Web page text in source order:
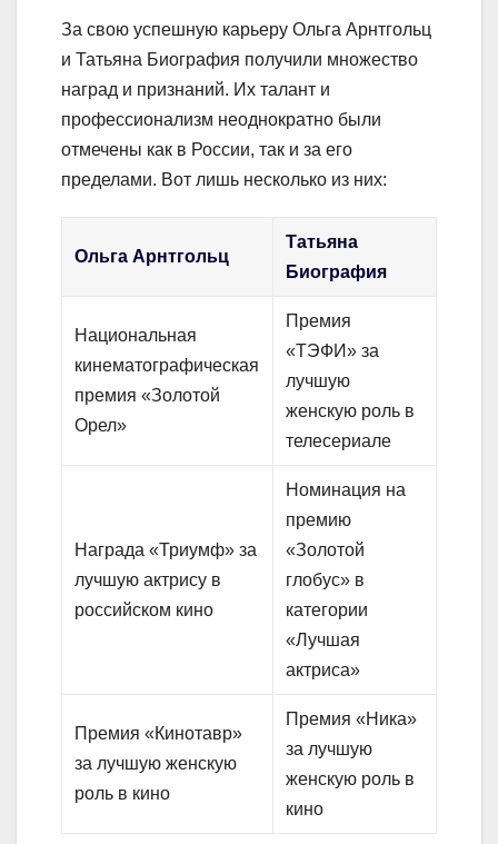
За свою успешную карьеру Ольга Арнтгольц
и Татьяна Биография получили множество
наград и признаний. Их талант и
профессионализм неоднократно были
отмечены как в России, так и за его
пределами. Вот лишь несколько из них:
Ольга Арнтгольц
Татьяна
Биография
Национальная
кинематографическая
премия «Золотой
Орел»
Премия
«ТЭФИ» за
лучшую
женскую роль в
телесериале
Награда «Триумф» за
лучшую актрису в
российском кино
Номинация на
премию
«Золотой
глобус» в
категории
«Лучшая
актриса»
Премия «Кинотавр»
за лучшую женскую
роль в кино
Премия «Ника»
за лучшую
женскую роль в
кино